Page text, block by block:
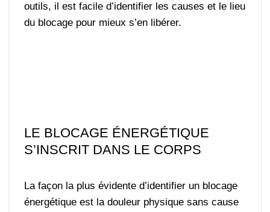
outils, il est facile d’identifier les causes et le lieu
du blocage pour mieux s’en libérer.
LE BLOCAGE ÉNERGÉTIQUE
S’INSCRIT DANS LE CORPS
La façon la plus évidente d’identifier un blocage
énergétique est la douleur physique sans cause